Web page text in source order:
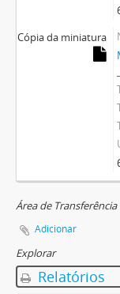
Cópia da miniatura
Área de Transferência
Adicionar
Explorar
Relatórios